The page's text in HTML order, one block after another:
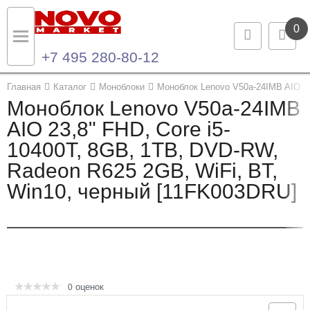
0
+7 495 280-80-12
Главная Каталог Моноблоки Моноблок Lenovo V50a-24IMB AIO
Моноблок Lenovo V50a-24IMB
AIO 23,8" FHD, Core i5-
10400T, 8GB, 1TB, DVD-RW,
Radeon R625 2GB, WiFi, BT,
Win10, черный [11FK003DRU]
0 оценок
Назад
Каталог продукции
Ноутбуки и ультрабуки
Компьютеры
Назад
Контакты
Контактная информация